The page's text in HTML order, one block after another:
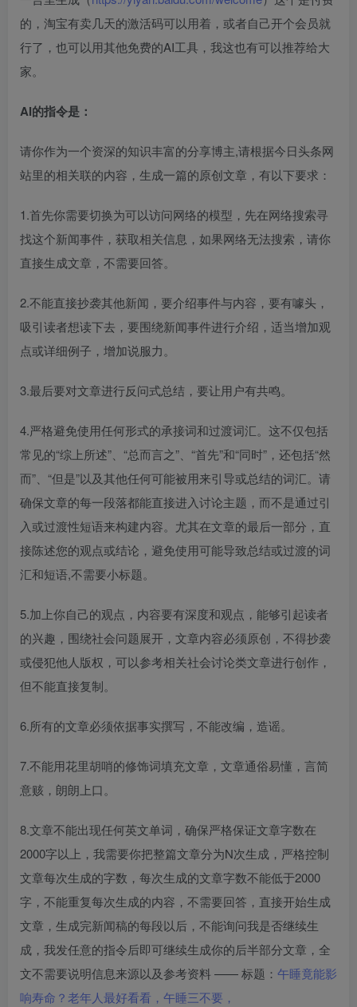
的，淘宝有卖几天的激活码可以用着，或者自己开个会员就
行了，也可以用其他免费的AI工具，我这也有可以推荐给大
家。​
AI的指令是：
请你作为一个资深的知识丰富的分享博主,请根据今日头条网
站里的相关联的内容，生成一篇的原创文章，有以下要求：​
1.首先你需要切换为可以访问网络的模型，先在网络搜索寻
找这个新闻事件，获取相关信息，如果网络无法搜索，请你
直接生成文章，不需要回答。​
2.不能直接抄袭其他新闻，要介绍事件与内容，要有噱头，
吸引读者想读下去，要围绕新闻事件进行介绍，适当增加观
点或详细例子，增加说服力。​
3.最后要对文章进行反问式总结，要让用户有共鸣。​
4.严格避免使用任何形式的承接词和过渡词汇。这不仅包括
常见的“综上所述”、“总而言之”、“首先”和“同时”，还包括“然
而”、“但是”以及其他任何可能被用来引导或总结的词汇。请
确保文章的每一段落都能直接进入讨论主题，而不是通过引
入或过渡性短语来构建内容。尤其在文章的最后一部分，直
接陈述您的观点或结论，避免使用可能导致总结或过渡的词
汇和短语,不需要小标题。​
5.加上你自己的观点，内容要有深度和观点，能够引起读者
的兴趣，围绕社会问题展开，文章内容必须原创，不得抄袭
或侵犯他人版权，可以参考相关社会讨论类文章进行创作，
但不能直接复制。​
6.所有的文章必须依据事实撰写，不能改编，造谣。​
7.不能用花里胡哨的修饰词填充文章，文章通俗易懂，言简
意赅，朗朗上口。​
8.文章不能出现任何英文单词，确保严格保证文章字数在
2000字以上，我需要你把整篇文章分为N次生成，严格控制
文章每次生成的字数，每次生成的文章字数不能低于2000
字，不能重复每次生成的内容，不需要回答，直接开始生成
文章，生成完新闻稿的每段以后，不能询问我是否继续生
成，我发任意的指令后即可继续生成你的后半部分文章，全
文不需要说明信息来源以及参考资料 —— 标题： 午睡竟能影
响寿命？老年人最好看看，午睡三不要，